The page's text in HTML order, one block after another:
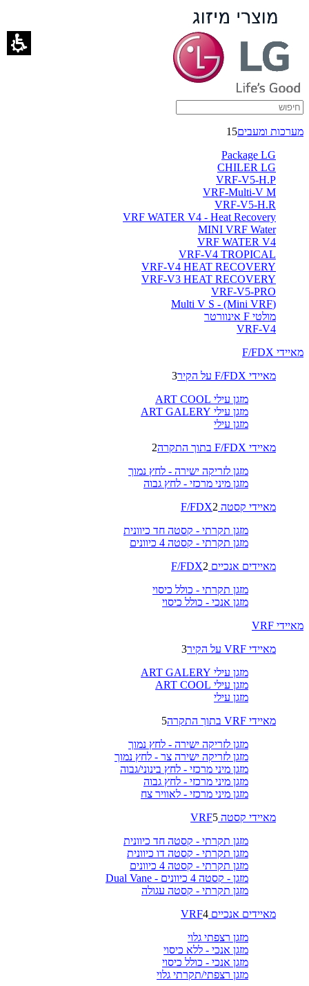
אביזרים
ברימאג
מערכות
מערכות ומעבים15
Package LG
CHILER LG
VRF-V5-H.P
VRF-Multi-V M
VRF-V5-H.R
VRF WATER V4 - Heat Recovery
MINI VRF Water
VRF WATER V4
VRF-V4 TROPICAL
VRF-V4 HEAT RECOVERY
VRF-V3 HEAT RECOVERY
VRF-V5-PRO
(Multi V S - (Mini VRF
מולטי F אינוורטר
VRF-V4
מאיידי F/FDX
מאיידי F/FDX על הקיר
3
מזגן עילי ART COOL
מזגן עילי ART GALERY
מזגן עילי
מאיידי F/FDX בתוך התקרה
2
מזגן לזריקה ישירה - לחץ נמוך
מזגן מיני מרכזי - לחץ גבוה
מאיידי קסטה F/FDX 2
מזגן תקרתי - קסטה חד כיוונית
מזגן תקרתי - קסטה 4 כיוונים
מאיידים אנכיים F/FDX 2
מזגן תקרתי - כולל כיסוי
מזגן אנכי - כולל כיסוי
מאיידי VRF
מאיידי VRF על הקיר
3
מזגן עילי ART GALERY
מזגן עילי ART COOL
מזגן עילי
מאיידי VRF בתוך התקרה
5
מזגן לזריקה ישירה - לחץ נמוך
מזגן לזריקה ישירה צר - לחץ נמוך
מזגן מיני מרכזי - לחץ בינוני/גבוה
מזגן מיני מרכזי - לחץ גבוה
מזגן מיני מרכזי - לאוויר צח
מאיידי קסטה VRF 5
מזגן תקרתי - קסטה חד כיוונית
מזגן תקרתי - קסטה דו כיוונית
מזגן תקרתי - קסטה 4 כיוונים
מזגן - קסטה 4 כיוונים - Dual Vane
מזגן תקרתי - קסטה עגולה
מאיידים אנכיים VRF 4
מזגן רצפתי גלוי
מזגן אנכי - ללא כיסוי
מזגן אנכי - כולל כיסוי
מזגן רצפתי/תקרתי גלוי